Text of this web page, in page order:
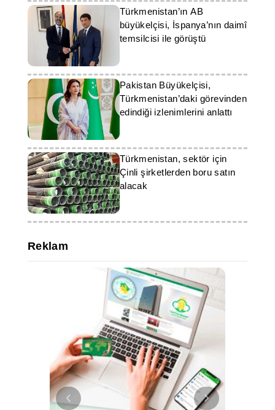
Türkmenistan’ın AB
büyükelçisi, İspanya’nın daimî
temsilcisi ile görüştü
Pakistan Büyükelçisi,
Türkmenistan’daki görevinden
edindiği izlenimlerini anlattı
Türkmenistan, sektör için
Çinli şirketlerden boru satın
alacak
Reklam